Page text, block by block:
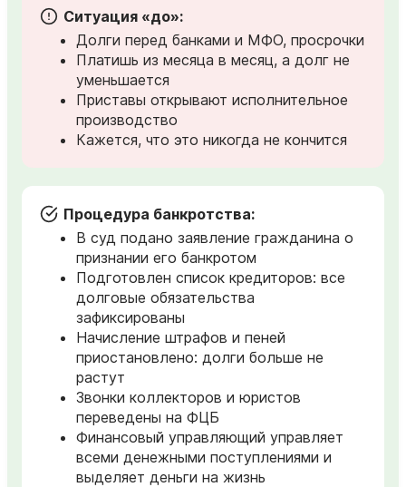
Ситуация «до»:
Долги перед банками и МФО, просрочки
Платишь из месяца в месяц, а долг не
уменьшается
Приставы открывают исполнительное
производство
Кажется, что это никогда не кончится
Процедура банкротства:
В суд подано заявление гражданина о
признании его банкротом
Подготовлен список кредиторов: все
долговые обязательства
зафиксированы
Начисление штрафов и пеней
приостановлено: долги больше не
растут
Звонки коллекторов и юристов
переведены на ФЦБ
Финансовый управляющий управляет
всеми денежными поступлениями и
выделяет деньги на жизнь